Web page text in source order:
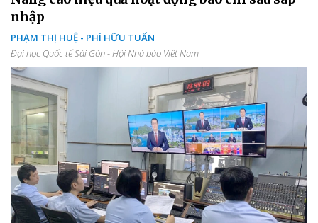
nhập
PHẠM THỊ HUỆ - PHÍ HỮU TUẤN
Đại học Quốc tế Sài Gòn - Hội Nhà báo Việt Nam